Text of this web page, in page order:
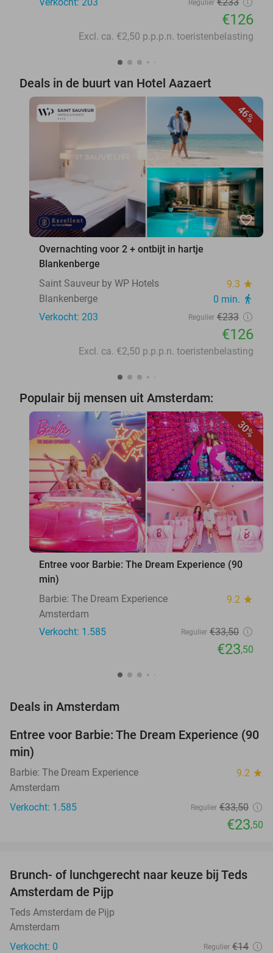
Regulier
€126
Excl. ca. €2,50 p.p.p.n. toeristenbelasting
Deals in de buurt van Hotel Aazaert
46%
favorite_border
Overnachting voor 2 + ontbijt in hartje
Blankenberge
Saint Sauveur by WP Hotels
9.3 star
Blankenberge 0 min. directions_walk
Verkocht: 203 Regulier €233
€126
Excl. ca. €2,50 p.p.p.n. toeristenbelasting
Populair bij mensen uit Amsterdam:
30%
favorite_border
Entree voor Barbie: The Dream Experience (90
min)
Barbie: The Dream Experience
9.2 star
Amsterdam
Verkocht: 1.585
Regulier €33,50
€23,50
Deals in Amsterdam
30%
Entree voor Barbie: The Dream Experience (90
min)
Barbie: The Dream Experience 9.2 star
Amsterdam
Verkocht: 1.585
Regulier €33,50
€23,50
29%
TODAY
Brunch- of lunchgerecht naar keuze bij Teds
Amsterdam de Pijp
Teds Amsterdam de Pijp
Amsterdam
Verkocht: 0
Regulier €14